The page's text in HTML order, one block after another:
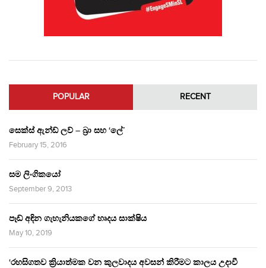
POPULAR RECENT
සෙක්ස් ඇන්ඩ් ලව් – බ්‍රා සහ ‘ලේ’
February 15, 2016
සම ලිංගිකයෝ
September 9, 2013
පෑඩ් අඳින ගැහැනියකගේ හෘදය සාක්ෂිය
May 10, 2019
‘රහසිගතව ක්‍රියාත්මක වන කුලවාදය අවසන් කිරීමට කාලය උදාවී